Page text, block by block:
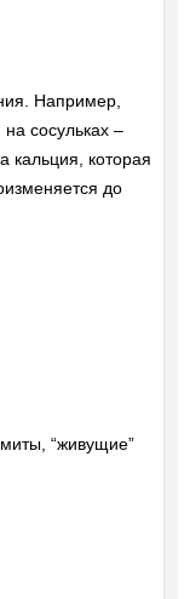
Например,
сосульках –
кальция, которая
до
“живущие”